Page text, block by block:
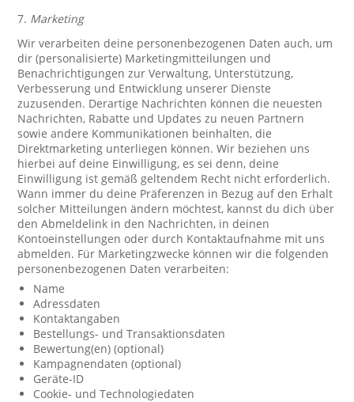
7. Marketing
Wir verarbeiten deine personenbezogenen Daten auch, um
dir (personalisierte) Marketingmitteilungen und
Benachrichtigungen zur Verwaltung, Unterstützung,
Verbesserung und Entwicklung unserer Dienste
zuzusenden. Derartige Nachrichten können die neuesten
Nachrichten, Rabatte und Updates zu neuen Partnern
sowie andere Kommunikationen beinhalten, die
Direktmarketing unterliegen können. Wir beziehen uns
hierbei auf deine Einwilligung, es sei denn, deine
Einwilligung ist gemäß geltendem Recht nicht erforderlich.
Wann immer du deine Präferenzen in Bezug auf den Erhalt
solcher Mitteilungen ändern möchtest, kannst du dich über
den Abmeldelink in den Nachrichten, in deinen
Kontoeinstellungen oder durch Kontaktaufnahme mit uns
abmelden. Für Marketingzwecke können wir die folgenden
personenbezogenen Daten verarbeiten:
Name
Adressdaten
Kontaktangaben
Bestellungs- und Transaktionsdaten
Bewertung(en) (optional)
Kampagnendaten (optional)
Geräte-ID
Cookie- und Technologiedaten